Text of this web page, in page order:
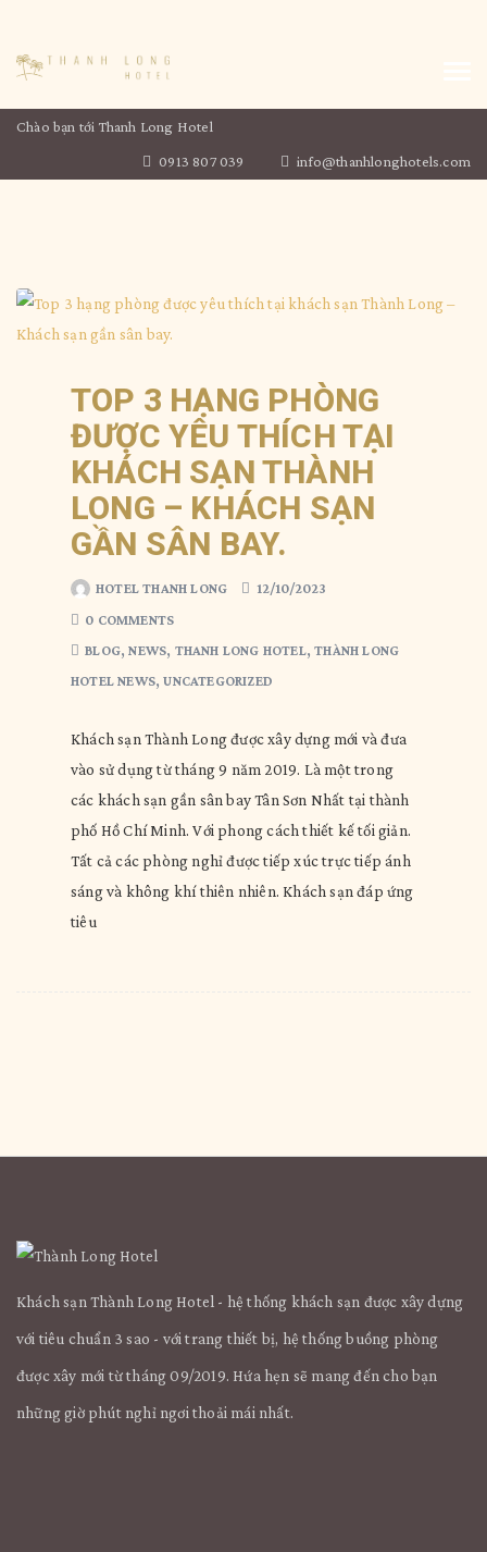
Chào bạn tới Thanh Long Hotel
0913 807 039
info@thanhlonghotels.com
TOP 3 HẠNG PHÒNG
ĐƯỢC YÊU THÍCH TẠI
KHÁCH SẠN THÀNH
LONG – KHÁCH SẠN
GẦN SÂN BAY.
HOTEL THANH LONG
12/10/2023
0 COMMENTS
BLOG,NEWS, THANH LONG HOTEL,THÀNH LONG
HOTEL NEWS,UNCATEGORIZED
Khách sạn Thành Long được xây dựng mới và đưa
vào sử dụng từ tháng 9 năm 2019. Là một trong
các khách sạn gần sân bay Tân Sơn Nhất tại thành
phố Hồ Chí Minh. Với phong cách thiết kế tối giản.
Tất cả các phòng nghỉ được tiếp xúc trực tiếp ánh
sáng và không khí thiên nhiên. Khách sạn đáp ứng
tiêu
Khách sạn Thành Long Hotel - hệ thống khách sạn được xây dựng
với tiêu chuẩn 3 sao - với trang thiết bị, hệ thống buồng phòng
được xây mới từ tháng 09/2019. Hứa hẹn sẽ mang đến cho bạn
những giờ phút nghỉ ngơi thoải mái nhất.